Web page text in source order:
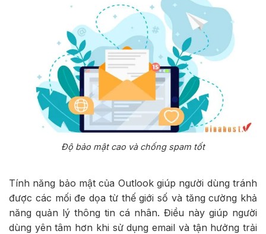
Độ bảo mật cao và chống spam tốt
Tính năng bảo mật của Outlook giúp người dùng tránh
được các mối đe dọa từ thế giới số và tăng cường khả
năng quản lý thông tin cá nhân. Điều này giúp người
dùng yên tâm hơn khi sử dụng email và tận hưởng trải